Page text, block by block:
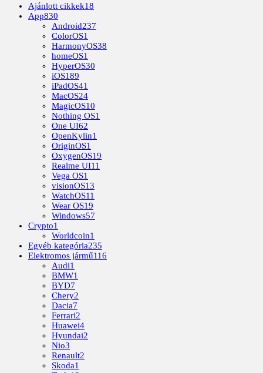
Ajánlott cikkek18
App830
Android237
ColorOS1
HarmonyOS38
homeOS1
HyperOS30
iOS189
iPadOS41
MacOS24
MagicOS10
Nothing OS1
One UI62
OpenKylin1
OriginOS1
OxygenOS19
Realme UI11
Vega OS1
visionOS13
WatchOS11
Wear OS19
Windows57
Crypto1
Worldcoin1
Egyéb kategória235
Elektromos jármű116
Audi1
BMW1
BYD7
Chery2
Dacia7
Ferrari2
Huawei4
Hyundai2
Nio3
Renault2
Skoda1